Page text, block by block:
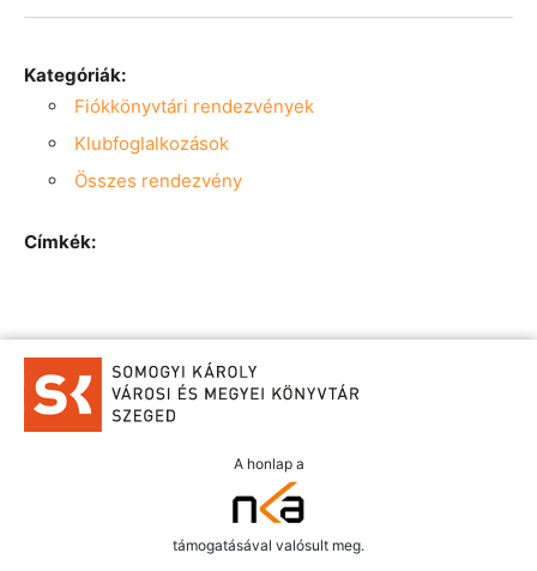
Kategóriák:
Fiókkönyvtári rendezvények
Klubfoglalkozások
Összes rendezvény
Címkék:
A honlap a
támogatásával valósult meg.